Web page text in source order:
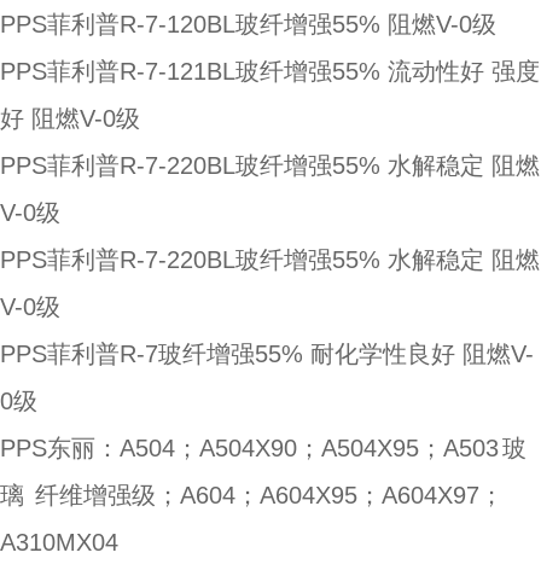
PPS菲利普R-7-120BL玻纤增强55% 阻燃V-0级
PPS菲利普R-7-121BL玻纤增强55% 流动性好 强度
好 阻燃V-0级
PPS菲利普R-7-220BL玻纤增强55% 水解稳定 阻燃
V-0级
PPS菲利普R-7-220BL玻纤增强55% 水解稳定 阻燃
V-0级
PPS菲利普R-7玻纤增强55% 耐化学性良好 阻燃V-
0级
PPS东丽：A504；A504X90；A504X95；A503玻
璃 纤维增强级；A604；A604X95；A604X97；
A310MX04